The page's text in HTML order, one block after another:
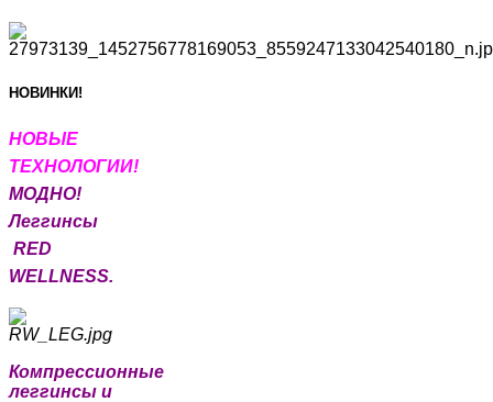
НОВИНКИ!
НОВЫЕ
ТЕХНОЛОГИИ!
МОДНО!
Леггинсы
RED
WELLNESS.
Компрессионные
леггинсы и